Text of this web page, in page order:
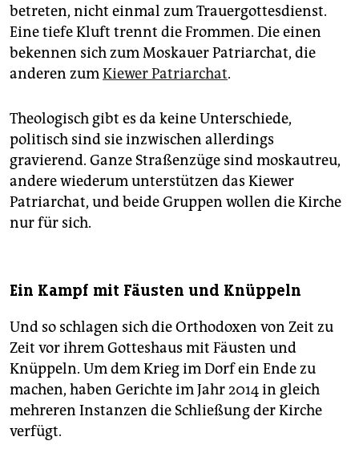
betreten, nicht einmal zum Trauergottesdienst.
Eine tiefe Kluft trennt die Frommen. Die einen
bekennen sich zum Moskauer Patriarchat, die
anderen zumKiewer Patriarchat.
Theologisch gibt es da keine Unterschiede,
politisch sind sie inzwischen allerdings
gravierend. Ganze Straßenzüge sind moskautreu,
andere wiederum unterstützen das Kiewer
Patriarchat, und beide Gruppen wollen die Kirche
nur für sich.
Ein Kampf mit Fäusten und Knüppeln
Und so schlagen sich die Orthodoxen von Zeit zu
Zeit vor ihrem Gotteshaus mit Fäusten und
Knüppeln. Um dem Krieg im Dorf ein Ende zu
machen, haben Gerichte im Jahr 2014 in gleich
mehreren Instanzen die Schließung der Kirche
verfügt.